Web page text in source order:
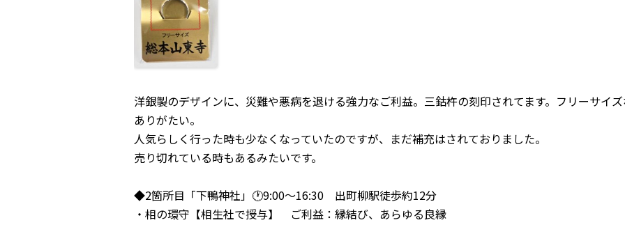
洋銀製のデザインに、災難や悪病を退ける強力なご利益。三鈷杵の刻印されてます。フリーサイ
ありがたい。
人気らしく行った時も少なくなっていたのですが、まだ補充はされておりました。
売り切れている時もあるみたいです。
◆2箇所目「下鴨神社」🕐9:00～16:30 出町柳駅徒歩約12分
・相の環守【相生社で授与】 ご利益：縁結び、あらゆる良縁